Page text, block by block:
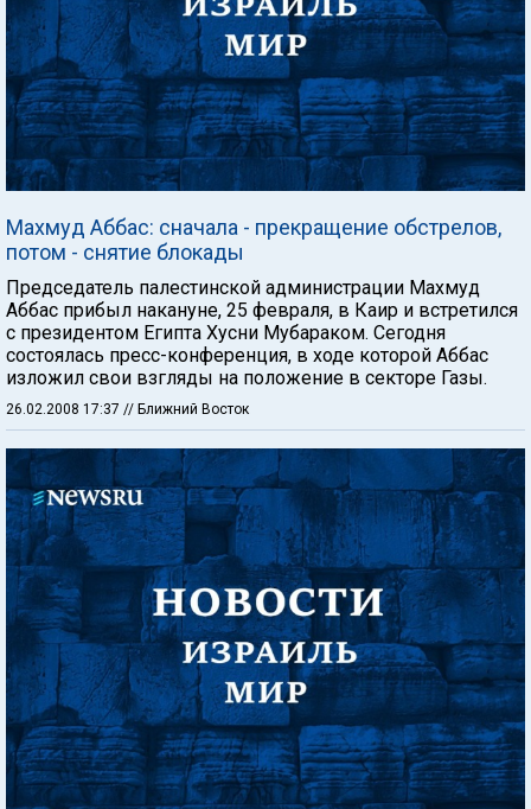
Махмуд Аббас: сначала - прекращение обстрелов,
потом - снятие блокады
Председатель палестинской администрации Махмуд
Аббас прибыл накануне, 25 февраля, в Каир и встретился
с президентом Египта Хусни Мубараком. Сегодня
состоялась пресс-конференция, в ходе которой Аббас
изложил свои взгляды на положение в секторе Газы.
26.02.2008 17:37 // Ближний Восток